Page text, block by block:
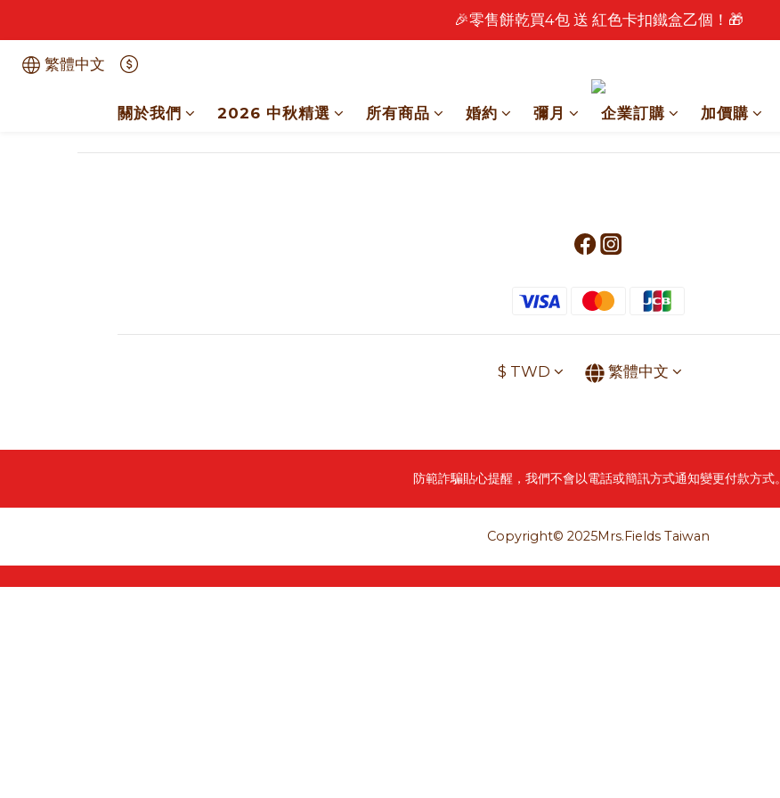
🎉 2026 中秋早鳥優惠中 🎉
🎉零售餅乾買4包 送 紅色卡扣鐵盒乙個！🎁
繁體中文
關於我們 2026 中秋精選 所有商品 婚約 彌月 企業訂購 加價購
$ TWD 繁體中文
防範詐騙貼心提醒，我們不會以電話或簡訊方式通知變更付款方式。
Copyright© 2025Mrs.Fields Taiwan